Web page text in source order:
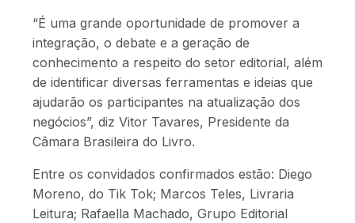
“É uma grande oportunidade de promover a
integração, o debate e a geração de
conhecimento a respeito do setor editorial, além
de identificar diversas ferramentas e ideias que
ajudarão os participantes na atualização dos
negócios”, diz Vitor Tavares, Presidente da
Câmara Brasileira do Livro.
Entre os convidados confirmados estão: Diego
Moreno, do Tik Tok; Marcos Teles, Livraria
Leitura; Rafaella Machado, Grupo Editorial